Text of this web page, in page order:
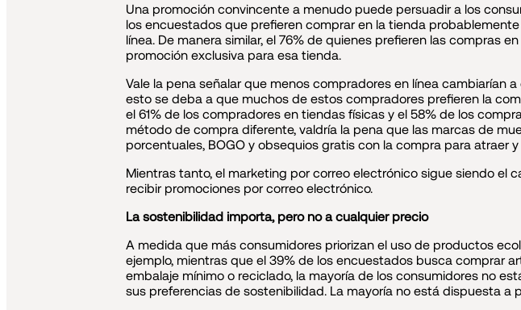
Una promoción convincente a menudo puede persuadir a los
los encuestados que prefieren comprar en la tienda
línea. De manera similar, el 76% de quienes prefieren las compras
promoción exclusiva para esa tienda.
Vale la pena señalar que menos compradores en línea cambiarían
esto se deba a que muchos de estos compradores prefieren la
el 61% de los compradores en tiendas físicas y el 58% de los
método de compra diferente, valdría la pena que las marcas de
porcentuales, BOGO y obsequios gratis con la compra para atraer
Mientras tanto, el marketing por correo electrónico sigue siendo el
recibir promociones por correo electrónico.
La sostenibilidad importa, pero no a cualquier precio
A medida que más consumidores priorizan el uso de productos
ejemplo, mientras que el 39% de los encuestados busca comprar
embalaje mínimo o reciclado, la mayoría de los consumidores no
sus preferencias de sostenibilidad. La mayoría no está dispuesta a